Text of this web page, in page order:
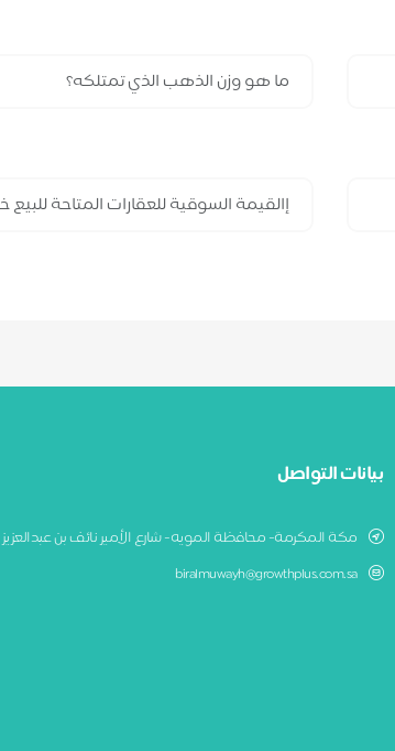
بيانات التواصل
مكة المكرمة- محافظة المويه- شارع الأمير نائف بن عبدالعزيز
biralmuwayh@growthplus.com.sa